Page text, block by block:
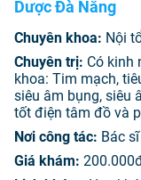
Dược Đà Nẵng
Chuyên khoa: Nội
Chuyên trị: Có kinh
khoa: Tim mạch,
siêu âm bụng, siêu
tốt điện tâm đồ và
Nơi công tác: Bác
Giá khám: